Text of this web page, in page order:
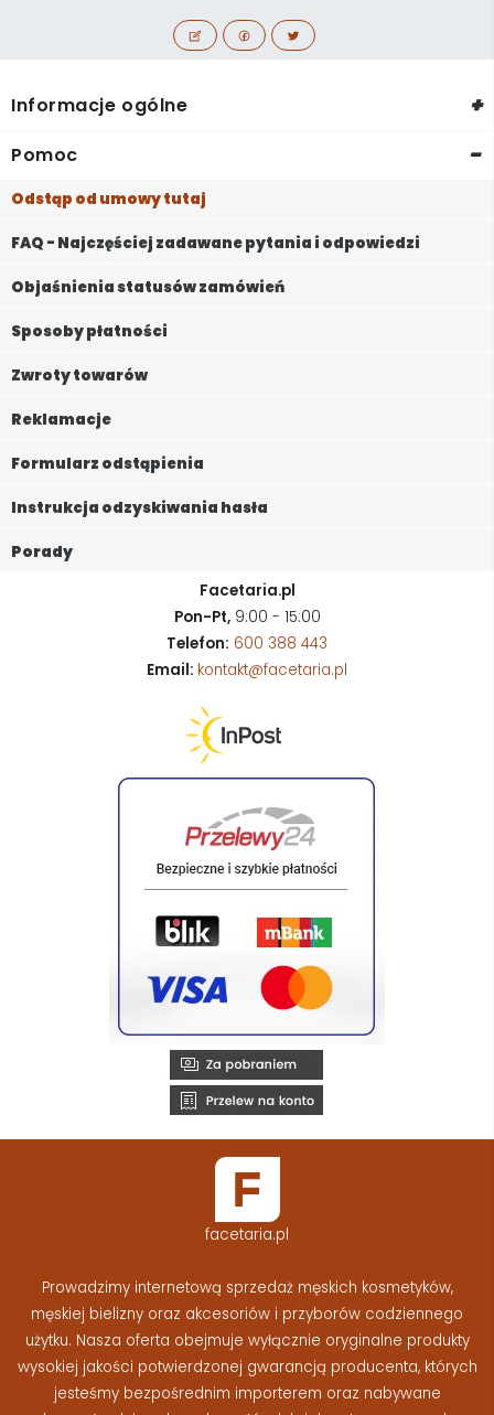
Informacje ogólne +
Pomoc -
Odstąp od umowy tutaj
FAQ - Najczęściej zadawane pytania i odpowiedzi
Objaśnienia statusów zamówień
Sposoby płatności
Zwroty towarów
Reklamacje
Formularz odstąpienia
Instrukcja odzyskiwania hasła
Porady
Facetaria.pl
Pon-Pt,9:00 - 15:00
Telefon: 600 388 443
Email: kontakt@facetaria.pl
facetaria.pl
Prowadzimy internetową sprzedaż męskich kosmetyków,
męskiej bielizny oraz akcesoriów i przyborów codziennego
użytku. Nasza oferta obejmuje wyłącznie oryginalne produkty
wysokiej jakości potwierdzonej gwarancją producenta, których
jesteśmy bezpośrednim importerem oraz nabywane